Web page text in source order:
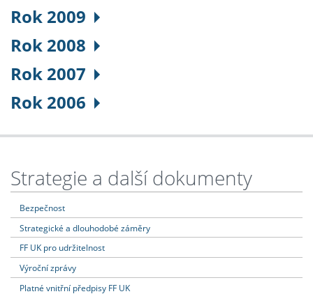
Rok 2009
Rok 2008
Rok 2007
Rok 2006
Strategie a další dokumenty
Bezpečnost
Strategické a dlouhodobé záměry
FF UK pro udržitelnost
Výroční zprávy
Platné vnitřní předpisy FF UK